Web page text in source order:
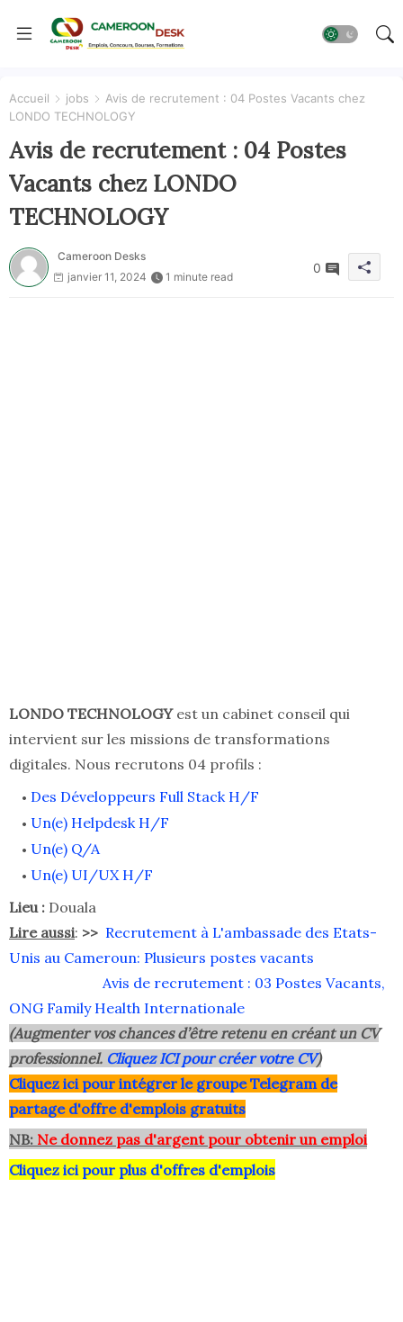
Accueil jobs
Avis de recrutement : 04 Postes Vacants chez
LONDO TECHNOLOGY
Avis de recrutement : 04 Postes
Vacants chez LONDO
TECHNOLOGY
Cameroon Desks
janvier 11, 2024
1 minute read
0
LONDO TECHNOLOGYest un cabinet conseil qui
intervient sur les missions de transformations
digitales. Nous recrutons 04 profils :
Des Développeurs Full Stack H/F
Un(e) Helpdesk H/F
Un(e) Q/A
Un(e) UI/UX H/F
Lieu : Douala
Lire aussi: >> Recrutement à L'ambassade des Etats-
Unis au Cameroun: Plusieurs postes vacants
Avis de recrutement : 03 Postes Vacants,
ONG Family Health Internationale
(Augmenter vos chances d’être retenu en créant un CV
professionnel. Cliquez ICI pour créer votre CV)
Cliquez ici pour intégrer le groupe Telegram de
partage d'offre d'emplois gratuits
NB: Ne donnez pas d'argent pour obtenir un emploi
Cliquez ici pour plus d'offres d'emplois